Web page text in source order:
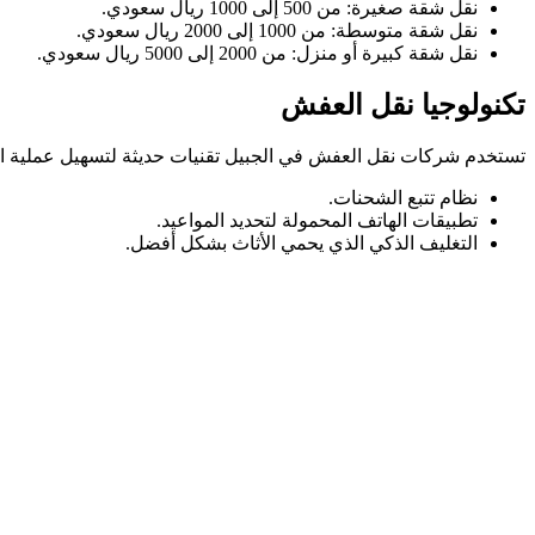
نقل شقة صغيرة: من 500 إلى 1000 ريال سعودي.
نقل شقة متوسطة: من 1000 إلى 2000 ريال سعودي.
نقل شقة كبيرة أو منزل: من 2000 إلى 5000 ريال سعودي.
تكنولوجيا نقل العفش
تستخدم شركات نقل العفش في الجبيل تقنيات حديثة لتسهيل عملية
نظام تتبع الشحنات.
تطبيقات الهاتف المحمولة لتحديد المواعيد.
التغليف الذكي الذي يحمي الأثاث بشكل أفضل.